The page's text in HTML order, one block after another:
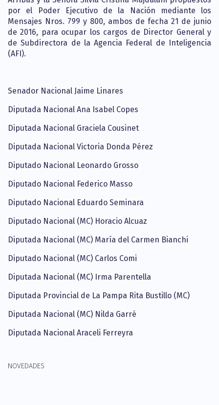
por el Poder Ejecutivo de la Nación mediante los
Mensajes Nros. 799 y 800, ambos de fecha 21 de junio
de 2016, para ocupar los cargos de Director General y
de Subdirectora de la Agencia Federal de Inteligencia
(AFI).
Senador Nacional Jaime Linares
Diputada Nacional Ana Isabel Copes
Diputada Nacional Graciela Cousinet
Diputada Nacional Victoria Donda Pérez
Diputado Nacional Leonardo Grosso
Diputado Nacional Federico Masso
Diputado Nacional Eduardo Seminara
Diputado Nacional (MC) Horacio Alcuaz
Diputada Nacional (MC) María del Carmen Bianchi
Diputado Nacional (MC) Carlos Comi
Diputada Nacional (MC) Irma Parentella
Diputada Provincial de La Pampa Rita Bustillo (MC)
Diputada Nacional (MC) Nilda Garré
Diputada Nacional Araceli Ferreyra
NOVEDADES